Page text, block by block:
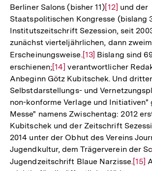
Berliner Salons (bisher 11)Zur
Auflösung
der
Fußnote
[12] und der
Staatspolitischen Kongresse (bislang
Institutszeitschrift Sezession, seit
zunächst vierteljährlichen, dann
Erscheinungsweise.Zur
Auflösung
der
Fußnote
[13] Bislang sind
erschienen;Zur
Auflösung
der
Fußnote
[14] verantwortlicher
Anbeginn Götz Kubitschek. Und
Selbstdarstellungs- und
non-konforme Verlage und Initiativen"
Messe" namens Zwischentag: 2012
Kubitschek und der Zeitschrift
2014 unter der Obhut des Vereins
Jugendkultur, dem Trägerverein der
Jugendzeitschrift Blaue Narzisse.Zur
[15]